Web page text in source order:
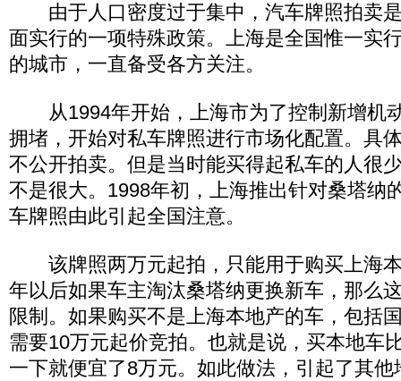
由于人口密度过于集中，汽车牌照拍卖
面实行的一项特殊政策。上海是全国惟一实
的城市，一直备受各方关注。
从1994年开始，上海市为了控制新增机
拥堵，开始对私车牌照进行市场化配置。具
不公开拍卖。但是当时能买得起私车的人很
不是很大。1998年初，上海推出针对桑塔纳
车牌照由此引起全国注意。
该牌照两万元起拍，只能用于购买上海
年以后如果车主淘汰桑塔纳更换新车，那么
限制。如果购买不是上海本地产的车，包括
需要10万元起价竞拍。也就是说，买本地车
一下就便宜了8万元。如此做法，引起了其